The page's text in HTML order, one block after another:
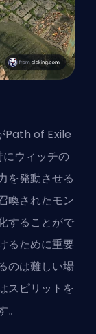
Path of Exile
ウィッチの
を発動させる
喚されたモン
することがで
るために重要
のは難しい場
スピリットを